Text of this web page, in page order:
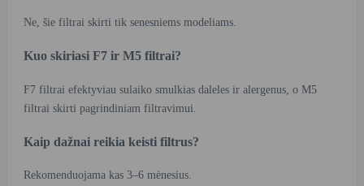
Ne, šie filtrai skirti tik senesniems modeliams.
Kuo skiriasi F7 ir M5 filtrai?
F7 filtrai efektyviau sulaiko smulkias daleles ir alergenus, o M5
filtrai skirti pagrindiniam filtravimui.
Kaip dažnai reikia keisti filtrus?
Rekomenduojama kas 3–6 mėnesius.